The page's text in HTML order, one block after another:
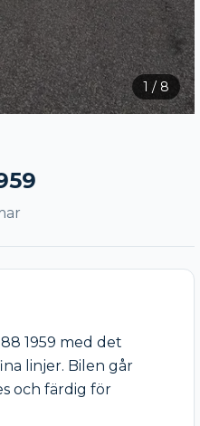
1 / 8
1959 med det
linjer. Bilen går
och färdig för